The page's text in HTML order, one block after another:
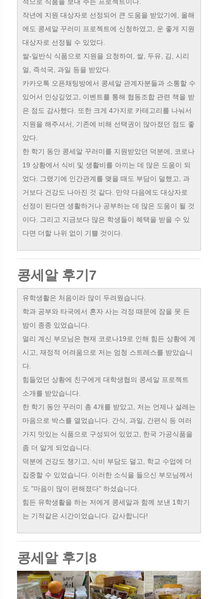
작년에 지원 대상자로 선정되어 큰 도움을 받았기에, 올해
에도 콩세알 꾸러미 프로젝트에 신청하였고, 운 좋게 지원
대상자로 선정될 수 있었다.
쌀-일반식 식품으로 지원을 요청하여, 쌀, 두유, 김, 시리
얼, 즉석국, 과일 등을 받았다.
카카오톡 오픈채팅방에서 콩세알 관계자분들과 소통할 수
있어서 인상깊었고, 이벤트를 통해 협동조합 관련 책을 받
은 점도 감사했다. 또한 크게 4가지로 카테고리를 나눠서
지원을 해주셔서, 기존에 비해 선택권이 많아졌던 점도 좋
았다.
한 학기 동안 콩세알 꾸러미를 지원받았던 덕분에, 코로나
19 상황에서 식비 및 생활비를 아끼는 데 많은 도움이 되
었다. 그랬기에 인간관계를 맺을 때도 부담이 덜했고, 과
거보다 건강도 나아진 것 같다. 만약 다음에도 대상자로
선정이 된다면 생활하거나 공부하는 데 많은 도움이 될 것
이다. 그리고 지금보다 많은 학생들이 혜택을 받을 수 있
다면 더할 나위 없이 기쁠 것이다.
콩세알 후기7
유학생활은 처음이라 많이 두려웠습니다.
학과 공부와 타국에서 혼자 사는 걱정 때문에 잠을 못 든
밤이 종종 있었습니다.
멀리 계신 부모님은 현재 코로나19로 인해 힘든 상황에 계
시고, 재정적 어려움으로 저는 엄청 스트레스를 받았습니
다.
힘들었던 상황에 친구에게 대학생협의 콩세알 프로젝트
소개를 받았습니다.
한 학기 동안 꾸러미 총 4개를 받았고, 저는 언제나 설레는
마음으로 박스를 열었습니다. 간식, 과일, 간편식 등 여러
가지 맛있는 식품으로 구성되어 있었고, 한국 가공식품을
좀 더 알게 되었습니다.
덕분에 건강도 챙기고, 식비 부담도 덜고, 학교 수업에 더
집중할 수 있었습니다. 이러한 소식을 들으신 부모님께서
도 "마음이 많이 편해졌다" 하셨습니다.
힘든 유학생활을 하는 저에게 콩세알과 함께 보낸 1학기
는 기적같은 시간이었습니다. 감사합니다!
콩세알 후기8